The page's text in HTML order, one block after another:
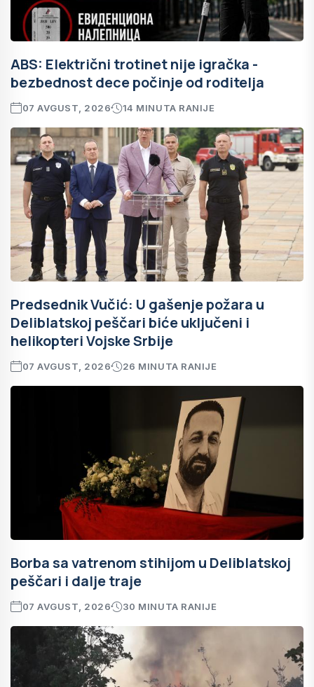
ABS: Električni trotinet nije igračka -
bezbednost dece počinje od roditelja
07 AVGUST, 2026 14 MINUTA RANIJE
Predsednik Vučić: U gašenje požara u
Deliblatskoj peščari biće uključeni i
helikopteri Vojske Srbije
07 AVGUST, 2026 26 MINUTA RANIJE
Borba sa vatrenom stihijom u Deliblatskoj
peščari i dalje traje
07 AVGUST, 2026 30 MINUTA RANIJE